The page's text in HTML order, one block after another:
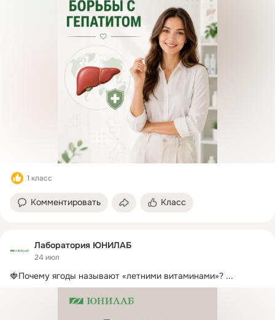
1 класс
Комментировать Класс
Лаборатория ЮНИЛАБ
24 июл
🍓Почему ягоды называют «летними витаминами»? ...